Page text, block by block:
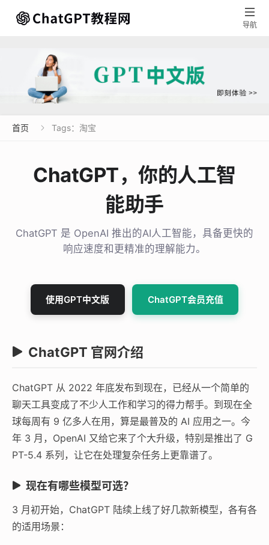

导航
首页  Tags：淘宝
ChatGPT，你的人工智
能助手
ChatGPT 是 OpenAI 推出的AI人工智能，具备更快的
响应速度和更精准的理解能力。
使用GPT中文版 ChatGPT会员充值
ChatGPT 官网介绍
ChatGPT 从 2022 年底发布到现在，已经从一个简单的
聊天工具变成了不少人工作和学习的得力帮手。到现在全
球每周有 9 亿多人在用，算是最普及的 AI 应用之一。今
年 3 月，OpenAI 又给它来了个大升级，特别是推出了 G
PT-5.4 系列，让它在处理复杂任务上更靠谱了。
现在有哪些模型可选？
3 月初开始，ChatGPT 陆续上线了好几款新模型，各有各
的适用场景：